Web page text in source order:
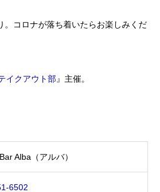
。コロナが落ち着いたらお楽しみくだ
イクアウト部』主催。
Alba（アルバ）
6502